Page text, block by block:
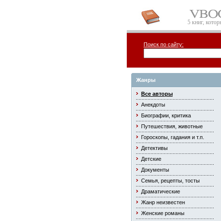
5 книг,
Поиск по сайту:
Жанры
Все авторы
Анекдоты
Биографии, критика
Путешествия, животные
Гороскопы, гадания и т.п.
Детективы
Детские
Документы
Семья, рецепты, тосты
Драматические
Жанр неизвестен
Женские романы